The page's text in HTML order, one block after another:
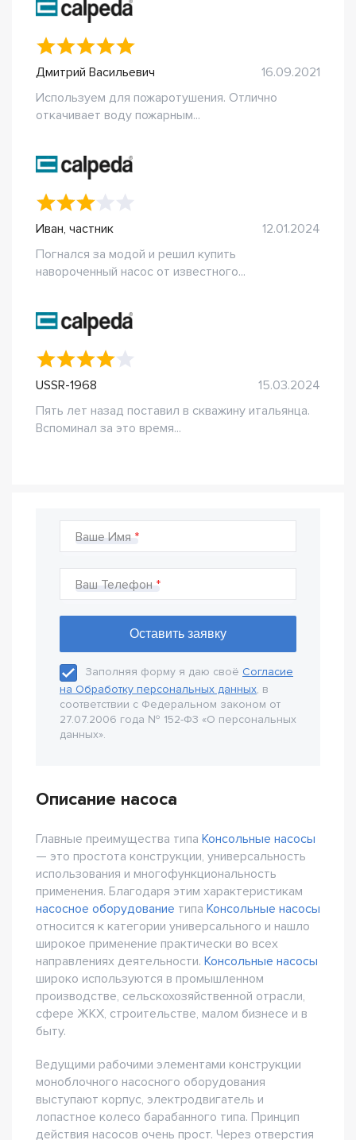
Дмитрий Васильевич
16.09.2021
Используем для пожаротушения. Отлично
откачивает воду пожарным...
Иван, частник
12.01.2024
Погнался за модой и решил купить
навороченный насос от известного...
USSR-1968
15.03.2024
Пять лет назад поставил в скважину итальянца.
Вспоминал за это время...
Ваше Имя
Ваш Телефон
Заполняя форму я даю своё Согласие
на Обработку персональных данных, в
соответствии с Федеральном законом от
27.07.2006 года № 152-Ф3 «О персональных
данных».
Описание насоса
Главные преимущества типа Консольные насосы
— это простота конструкции, универсальность
использования и многофункциональность
применения. Благодаря этим характеристикам
насосное оборудование типа Консольные насосы
относится к категории универсального и нашло
широкое применение практически во всех
направлениях деятельности. Консольные насосы
широко используются в промышленном
производстве, сельскохозяйственной отрасли,
сфере ЖКХ, строительстве, малом бизнесе и в
быту.
Ведущими рабочими элементами конструкции
моноблочного насосного оборудования
выступают корпус, электродвигатель и
лопастное колесо барабанного типа. Принцип
действия насосов очень прост. Через отверстия